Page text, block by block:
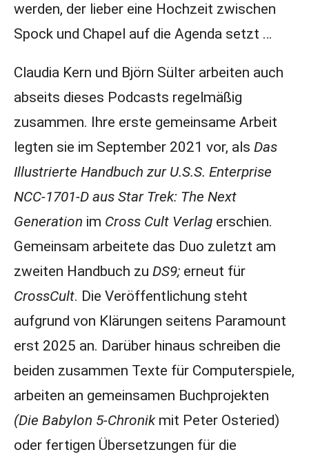
werden, der lieber eine Hochzeit zwischen
Spock und Chapel auf die Agenda setzt …
Claudia Kern und Björn Sülter arbeiten auch
abseits dieses Podcasts regelmäßig
zusammen. Ihre erste gemeinsame Arbeit
legten sie im September 2021 vor, als Das
Illustrierte Handbuch zur U.S.S. Enterprise
NCC-1701-D aus Star Trek: The Next
Generation im Cross Cult Verlagerschien.
Gemeinsam arbeitete das Duo zuletzt am
zweiten Handbuch zu DS9;erneut für
CrossCult. Die Veröffentlichung steht
aufgrund von Klärungen seitens Paramount
erst 2025 an. Darüber hinaus schreiben die
beiden zusammen Texte für Computerspiele,
arbeiten an gemeinsamen Buchprojekten
(Die Babylon 5-Chronikmit Peter Osteried)
oder fertigen Übersetzungen für die